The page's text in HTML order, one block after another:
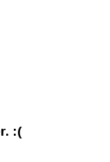
:(